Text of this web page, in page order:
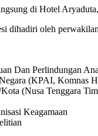
di Hotel
dihadiri oleh
Dan Perlindungan
(KPAI, Komnas
(Nusa Tenggara
Keagamaan